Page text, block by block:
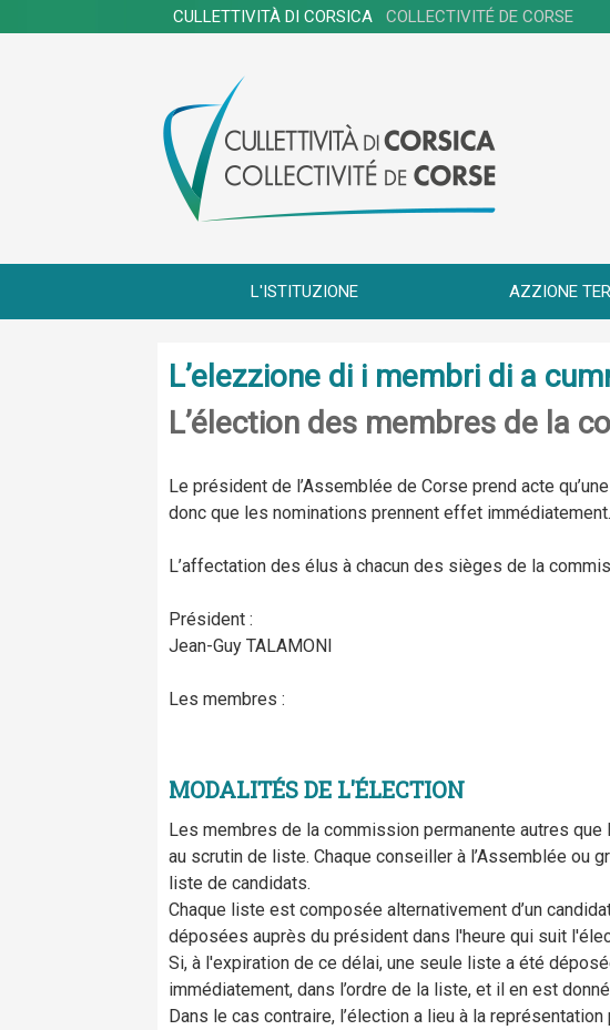
CULLETTIVITÀ DI CORSICA COLLECTIVITÉ DE CORSE
L'ISTITUZIONE AZZIONE
L’elezzione di i membri di a
L’élection des membres de la
Le président de l’Assemblée de Corse prend acte
donc que les nominations prennent effet immédiatement.
L’affectation des élus à chacun des sièges de la
Président :
Jean-Guy TALAMONI
Les membres :
MODALITÉS DE L'ÉLECTION
Les membres de la commission permanente autres
au scrutin de liste. Chaque conseiller à l’Assemblée ou
liste de candidats.
Chaque liste est composée alternativement d’un
déposées auprès du président dans l'heure qui suit
Si, à l'expiration de ce délai, une seule liste a été
immédiatement, dans l’ordre de la liste, et il en est
Dans le cas contraire, l’élection a lieu à la